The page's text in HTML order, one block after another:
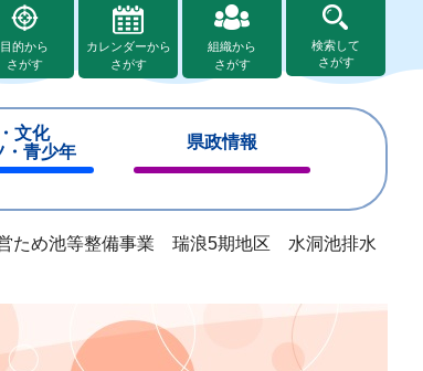
目的から
さがす
カレンダーから
さがす
組織から
さがす
検索して
さがす
文化
・青少年
県政情報
じ
る
営ため池等整備事業 瑞浪5期地区 水洞池排水